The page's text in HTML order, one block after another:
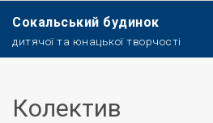
Сокальський будинок
дитячої та юнацької творчості
Колектив